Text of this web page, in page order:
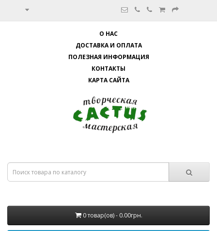
О НАС
ДОСТАВКА И ОПЛАТА
ПОЛЕЗНАЯ ИНФОРМАЦИЯ
КОНТАКТЫ
КАРТА САЙТА
0 товар(ов) - 0.00грн.